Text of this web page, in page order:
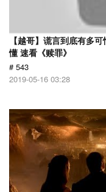
【越哥】谎言到底有多
懂 速看《赎罪》
# 543
2019-05-16 03:28